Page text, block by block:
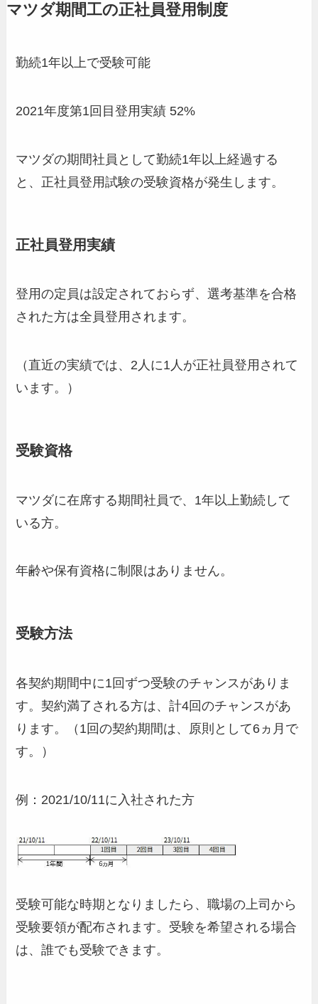
マツダ期間工の正社員登用制度
勤続1年以上で受験可能
2021年度第1回目登用実績 52%
マツダの期間社員として勤続1年以上経過する
と、正社員登用試験の受験資格が発生します。
正社員登用実績
登用の定員は設定されておらず、選考基準を合格
された方は全員登用されます。
（直近の実績では、2人に1人が正社員登用されて
います。）
受験資格
マツダに在席する期間社員で、1年以上勤続して
いる方。
年齢や保有資格に制限はありません。
受験方法
各契約期間中に1回ずつ受験のチャンスがありま
す。契約満了される方は、計4回のチャンスがあ
ります。（1回の契約期間は、原則として6ヵ月で
す。）
例：2021/10/11に入社された方
受験可能な時期となりましたら、職場の上司から
受験要領が配布されます。受験を希望される場合
は、誰でも受験できます。